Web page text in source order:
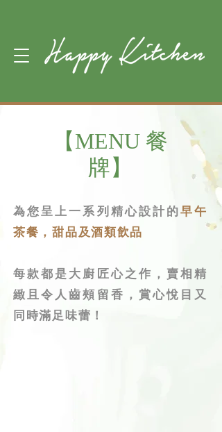
【MENU 餐
牌】
為您呈上一系列精心設計的早午
茶餐，甜品及酒類飲品
每款都是大廚匠心之作，賣相精
緻且令人齒頰留香，賞心悅目又
同時滿足味蕾！